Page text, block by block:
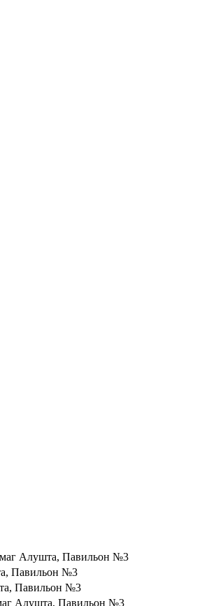
Алушта, Павильон №3
Павильон №3
Павильон №3
Алушта, Павильон №3